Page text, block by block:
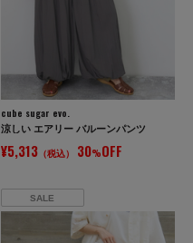
cube sugar evo.
涼しい エアリー バルーンパンツ
¥5,313（税込） 30%OFF
SALE